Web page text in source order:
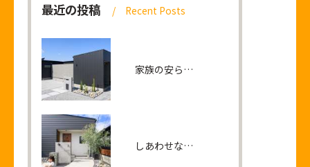
最近の投稿 Recent Posts
家族の安らぎとつながりを生みだすリビングが中心の平屋の家
しあわせな笑顔が連鎖する 家族の距離が近づく平屋